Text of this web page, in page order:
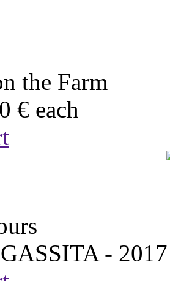
the Farm
€ each
- 2017